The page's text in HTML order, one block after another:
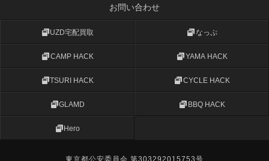
お問い合わせ
UZD宅配買取 なっぷ
CAMP HACK YAMA HACK
TSURI HACK CYCLE HACK
GLAMD BBQ HACK
Hero
東京都公安委員会 第303292015753号